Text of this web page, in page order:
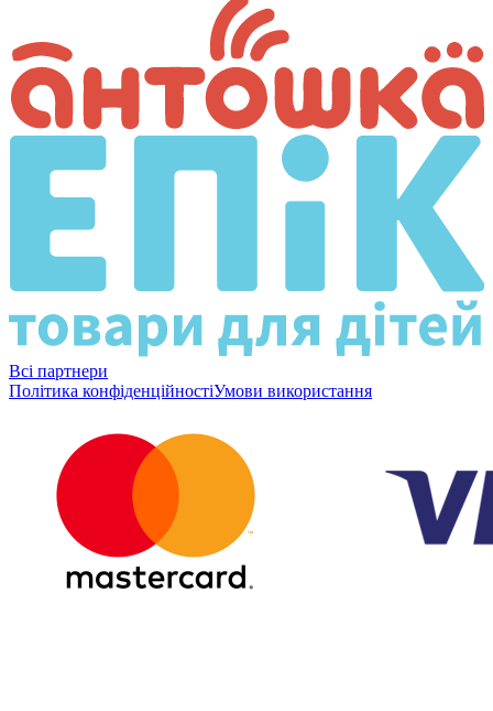
Всі партнери
Політика конфіденційностіУмови використання